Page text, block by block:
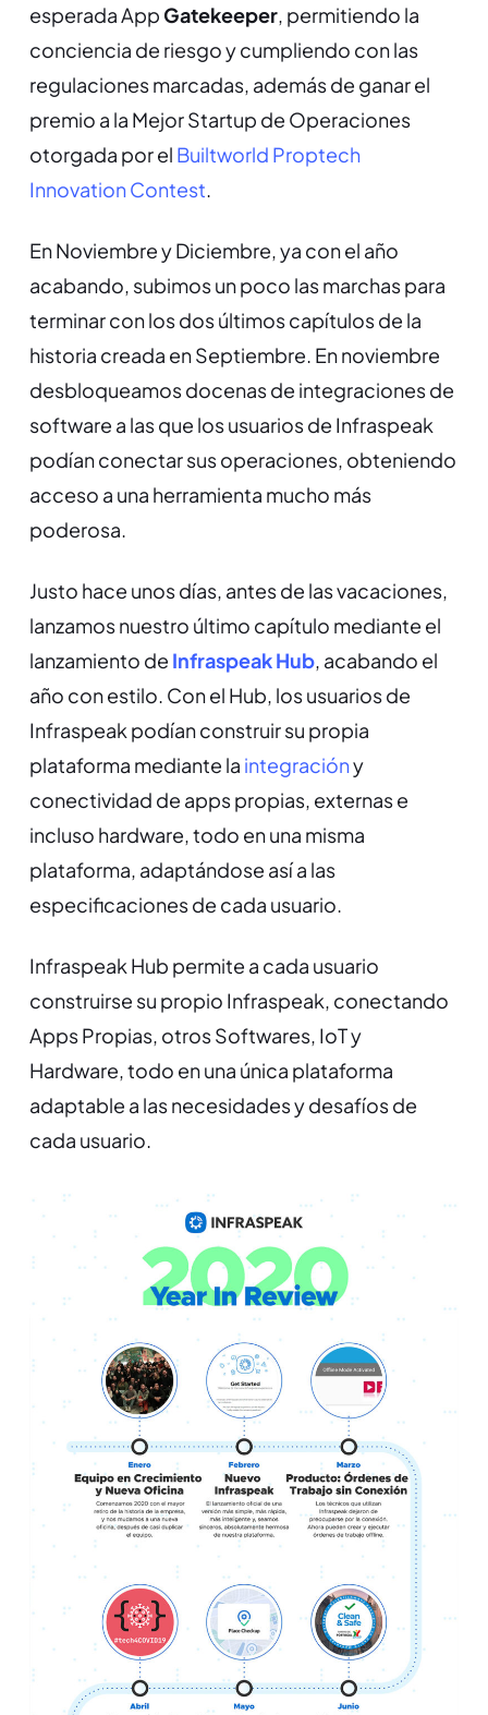
esperada App Gatekeeper, permitiendo la
conciencia de riesgo y cumpliendo con las
regulaciones marcadas, además de ganar el
premio a la Mejor Startup de Operaciones
otorgada por el Builtworld Proptech
Innovation Contest.
En Noviembre y Diciembre, ya con el año
acabando, subimos un poco las marchas para
terminar con los dos últimos capítulos de la
historia creada en Septiembre. En noviembre
desbloqueamos docenas de integraciones de
software a las que los usuarios de Infraspeak
podían conectar sus operaciones, obteniendo
acceso a una herramienta mucho más
poderosa.
Justo hace unos días, antes de las vacaciones,
lanzamos nuestro último capítulo mediante el
lanzamiento de Infraspeak Hub, acabando el
año con estilo. Con el Hub, los usuarios de
Infraspeak podían construir su propia
plataforma mediante la integracióny
conectividad de apps propias, externas e
incluso hardware, todo en una misma
plataforma, adaptándose así a las
especificaciones de cada usuario.
Infraspeak Hub permite a cada usuario
construirse su propio Infraspeak, conectando
Apps Propias, otros Softwares, IoT y
Hardware, todo en una única plataforma
adaptable a las necesidades y desafíos de
cada usuario.